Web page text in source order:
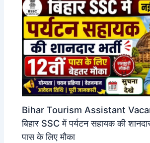
Bihar Tourism Assistant
बिहार SSC में पर्यटन सहायक की
पास के लिए मौका